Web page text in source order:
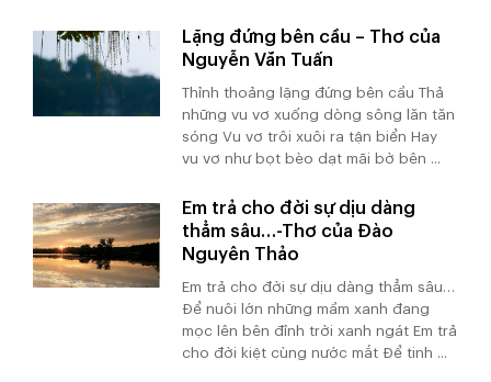
Lặng đứng bên cầu – Thơ của
Nguyễn Văn Tuấn
Thỉnh thoảng lặng đứng bên cầu Thả
những vu vơ xuống dòng sông lăn tăn
sóng Vu vơ trôi xuôi ra tận biển Hay
vu vơ như bọt bèo dạt mãi bờ bên ...
Em trả cho đời sự dịu dàng
thẳm sâu…-Thơ của Đào
Nguyên Thảo
Em trả cho đời sự dịu dàng thẳm sâu…
Để nuôi lớn những mầm xanh đang
mọc lên bên đỉnh trời xanh ngát Em trả
cho đời kiệt cùng nước mắt Để tinh ...